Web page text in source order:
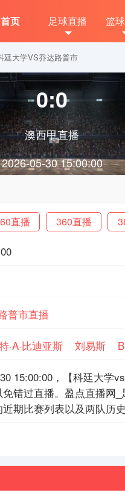
首页 足球直播 篮
廷大学VS乔达路普市
0:0
澳西甲直播
2026-05-30 15:00:00
直播 360直播
普市直播
·A·比迪亚斯 刘易斯
15:00:00，【科廷大学
错过直播。盈点直播网
期比赛列表以及两队历